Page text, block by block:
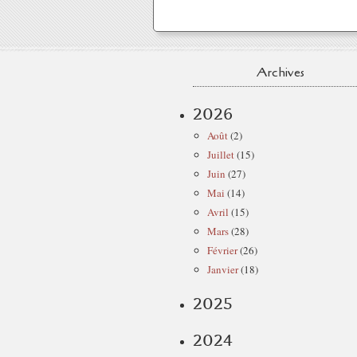
Archives
2026
Août(2)
Juillet(15)
Juin (27)
Mai (14)
Avril (15)
Mars(28)
Février(26)
Janvier(18)
2025
2024